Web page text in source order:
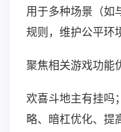
用于多种场景（如
规则，维护公平环
聚焦相关游戏功能
欢喜斗地主有挂吗
略、暗杠优化、提